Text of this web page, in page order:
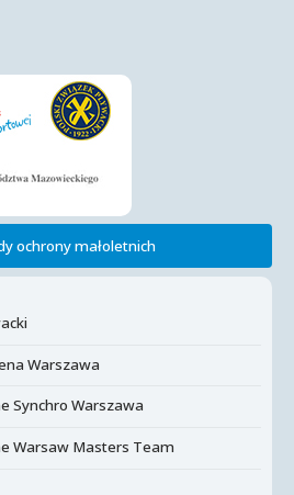
ochrony małoletnich
Warszawa
Synchro Warszawa
Warsaw Masters Team